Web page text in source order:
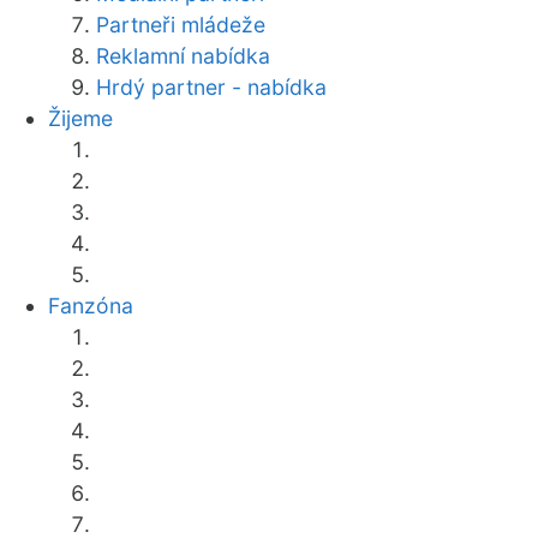
Partneři mládeže
Reklamní nabídka
Hrdý partner - nabídka
Žijeme
Fanzóna